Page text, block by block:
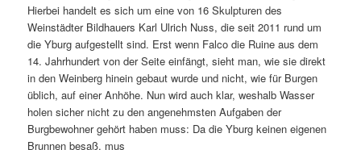
Hierbei handelt es sich um eine von 16 Skulpturen des
Weinstädter Bildhauers Karl Ulrich Nuss, die seit 2011 rund um
die Yburg aufgestellt sind. Erst wenn Falco die Ruine aus dem
14. Jahrhundert von der Seite einfängt, sieht man, wie sie direkt
in den Weinberg hinein gebaut wurde und nicht, wie für Burgen
üblich, auf einer Anhöhe. Nun wird auch klar, weshalb Wasser
holen sicher nicht zu den angenehmsten Aufgaben der
Burgbewohner gehört haben muss: Da die Yburg keinen eigenen
Brunnen besaß, mus